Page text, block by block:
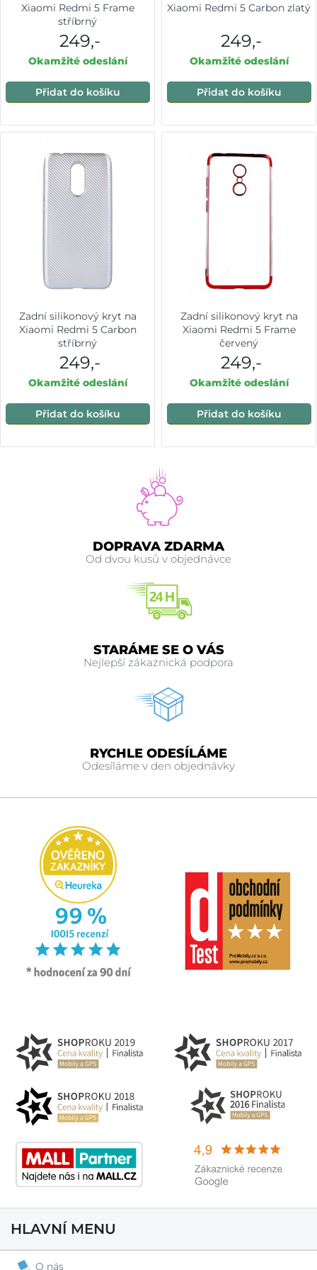
Xiaomi Redmi 5 Frame
stříbrný
249,-
Okamžité odeslání
Přidat do košíku
Xiaomi Redmi 5 Carbon zlatý
249,-
Okamžité odeslání
Přidat do košíku
Zadní silikonový kryt na
Xiaomi Redmi 5 Carbon
stříbrný
249,-
Okamžité odeslání
Přidat do košíku
Zadní silikonový kryt na
Xiaomi Redmi 5 Frame
červený
249,-
Okamžité odeslání
Přidat do košíku
DOPRAVA ZDARMA
Od dvou kusů v objednávce
STARÁME SE O VÁS
Nejlepší zákaznická podpora
RYCHLE ODESÍLÁME
Odesíláme v den objednávky
HLAVNÍ MENU
O nás